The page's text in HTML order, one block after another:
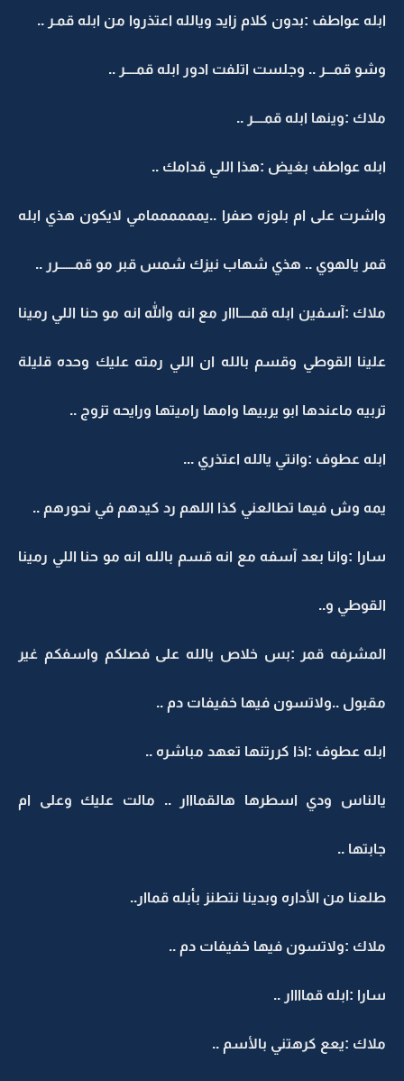
ابله عواطف :بدون كلام زايد ويالله اعتذروا من ابله قمـر ..
وشو قمـــر .. وجلست اتلفت ادور ابله قمــــر ..
ملاك :وينها ابله قمــــر ..
ابله عواطف بغيض :هذا اللي قدامك ..
واشرت على ام بلوزه صفرا ..يممممممامي لايكون هذي ابله
قمر يالهوي .. هذي شهاب نيزك شمس قبر مو قمــــــرر ..
ملاك :آسفين ابله قمــــااار مع انه والله انه مو حنا اللي رمينا
علينا القوطي وقسم بالله ان اللي رمته عليك وحده قليلة
تربيه ماعندها ابو يربيها وامها راميتها ورايحه تزوج ..
ابله عطوف :وانتي يالله اعتذري ...
يمه وش فيها تطالعني كذا اللهم رد كيدهم في نحورهم ..
سارا :وانا بعد آسفه مع انه قسم بالله انه مو حنا اللي رمينا
القوطي و..
المشرفه قمر :بس خلاص يالله على فصلكم واسفكم غير
مقبول ..ولاتسون فيها خفيفات دم ..
ابله عطوف :اذا كررتنها تعهد مباشره ..
يالناس ودي اسطرها هالقمااار .. مالت عليك وعلى ام
جابتها ..
طلعنا من الأداره وبدينا نتطنز بأبله قماار..
ملاك :ولاتسون فيها خفيفات دم ..
سارا :ابله قماااار ..
ملاك :يعع كرهتني بالأسم ..